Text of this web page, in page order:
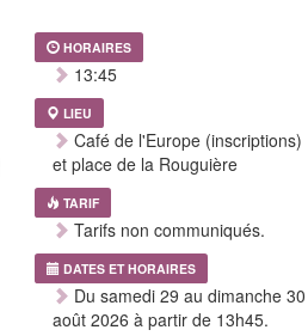
HORAIRES
13:45
LIEU
Café de l'Europe (inscriptions)
et place de la Rouguière
TARIF
Tarifs non communiqués.
DATES ET HORAIRES
Du samedi 29 au dimanche 30
août 2026 à partir de 13h45.